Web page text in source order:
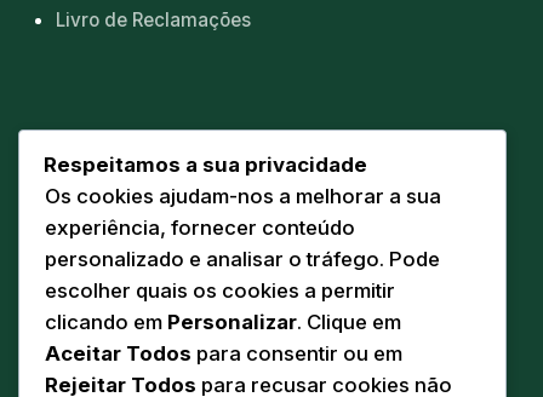
Livro de Reclamações
Sede
Av. Eng. Duarte Pacheco 20 A
5160-218 Torre de Moncorvo
✉️ Comunicação
geral@pandodasilva.pt
Respeitamos a sua privacidade
Os cookies ajudam-nos a melhorar a sua
experiência, fornecer conteúdo
personalizado e analisar o tráfego. Pode
escolher quais os cookies a permitir
clicando em Personalizar. Clique em
Aceitar Todos para consentir ou em
Rejeitar Todos para recusar cookies não